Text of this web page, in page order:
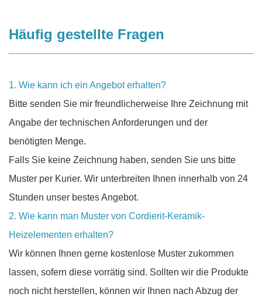
Häufig gestellte Fragen
1. Wie kann ich ein Angebot erhalten?
Bitte senden Sie mir freundlicherweise Ihre Zeichnung mit
Angabe der technischen Anforderungen und der
benötigten Menge.
Falls Sie keine Zeichnung haben, senden Sie uns bitte
Muster per Kurier. Wir unterbreiten Ihnen innerhalb von 24
Stunden unser bestes Angebot.
2. Wie kann man Muster von Cordierit-Keramik-
Heizelementen erhalten?
Wir können Ihnen gerne kostenlose Muster zukommen
lassen, sofern diese vorrätig sind. Sollten wir die Produkte
noch nicht herstellen, können wir Ihnen nach Abzug der